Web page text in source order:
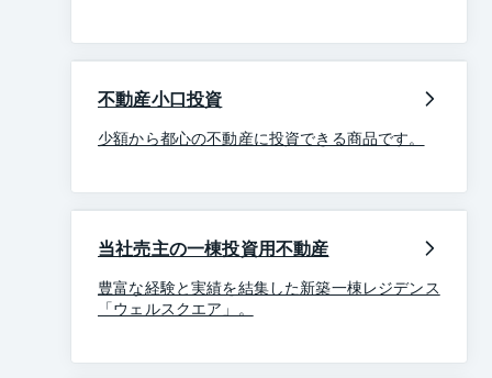
不動産小口投資
少額から都心の不動産に投資できる商品です。
当社売主の一棟投資用不動産
豊富な経験と実績を結集した新築一棟レジデンス
「ウェルスクエア」。